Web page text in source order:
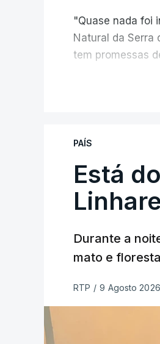
"Quase nada foi
Natural da Serra
tem promessas
ERRO 100
ERROR
PAÍS
Está
Durante a
mato e
RTP / 9 Agosto